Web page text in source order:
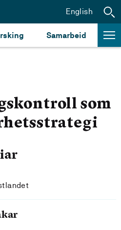
Samarbeid
English
som